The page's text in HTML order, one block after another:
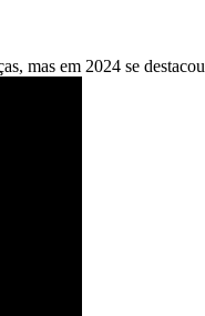
mas em 2024 se destacou